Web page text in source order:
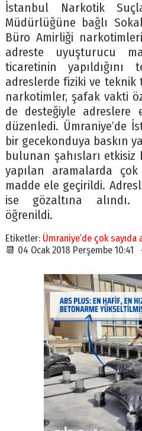
İstanbul Narkotik
Müdürlüğüne bağlı
Büro Amirliği
adreste uyuşturucu
ticaretinin
adreslerde fiziki ve
narkotimler, şafak vakti
de desteğiyle adreslere
düzenledi. Ümraniye’de
bir gecekonduya baskın
bulunan şahısları
yapılan aramalarda
madde ele geçirildi.
ise gözaltına alındı.
öğrenildi.
Etiketler: Ümraniye’de çok
📆 04 Ocak 2018 Perşembe